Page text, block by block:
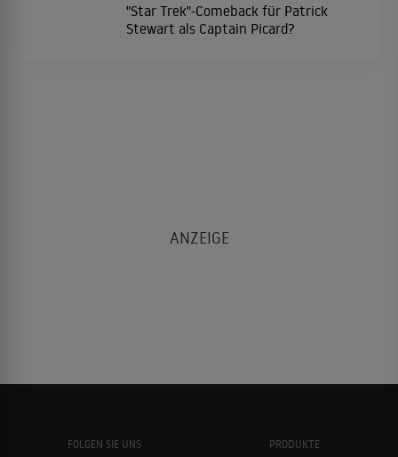
"Star Trek"-Comeback für Patrick
Stewart als Captain Picard?
FOLGEN SIE UNS
PRODUKTE